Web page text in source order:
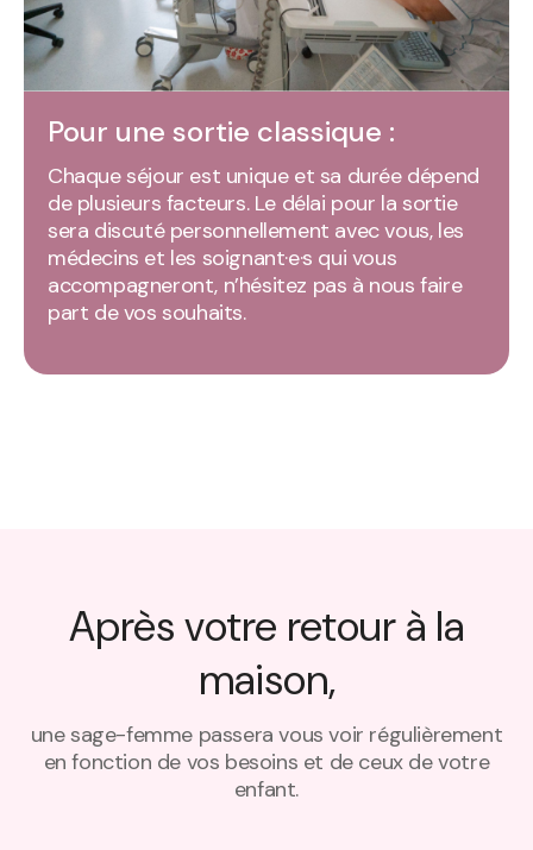
Pour une sortie classique :
Chaque séjour est unique et sa durée dépend
de plusieurs facteurs. Le délai pour la sortie
sera discuté personnellement avec vous, les
médecins et les soignant·e·s qui vous
accompagneront, n’hésitez pas à nous faire
part de vos souhaits.
Après votre retour à la
maison,
une sage-femme passera vous voir régulièrement
en fonction de vos besoins et de ceux de votre
enfant.